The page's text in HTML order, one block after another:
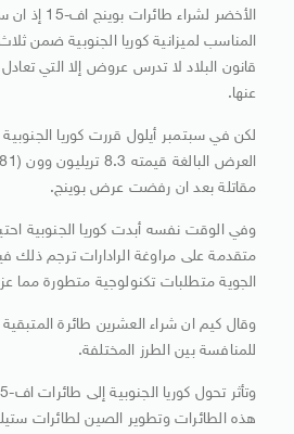
الأخضر لشراء
المناسب لميزانية كوريا الجنوبية ضمن
قانون البلاد لا تدرس عروض إلا التي تعادل
عنها.
لكن في سبتمبر أيلول قررت كوريا
مقاتلة بعد ان رفضت عرض بوينج.
وفي الوقت نفسه أبدت كوريا الجنوبية
متقدمة على مراوغة الرادارات ترجم ذلك
الجوية متطلبات تكنولوجية متطورة مما
وقال كيم ان شراء العشرين طائرة
للمنافسة بين الطرز المختلفة.
هذه الطائرات وتطوير الصين لطائرات